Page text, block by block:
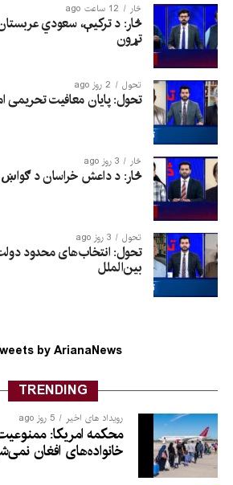
څار 12 ساعت ago
څار: د ترکیې، سعودي
تړون
تحول 2 روز ago
تحول: پایان معافیت تحریمی
څار 3 روز ago
څار: د داعش خراسان د ګواښ
تحول 3 روز ago
تحول: انتخاب‌های محدود
بین‌الملل
by ArianaNews_
TRENDING
رویداد های اخیر 5 روز ago
محکمه امریکا:
خانواده‌های افغان